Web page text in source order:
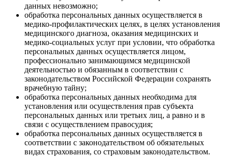
данных невозможно;
обработка персональных данных осуществляется в
медико-профилактических целях, в целях установления
медицинского диагноза, оказания медицинских и
медико-социальных услуг при условии, что обработка
персональных данных осуществляется лицом,
профессионально занимающимся медицинской
деятельностью и обязанным в соответствии с
законодательством Российской Федерации сохранять
врачебную тайну;
обработка персональных данных необходима для
установления или осуществления прав субъекта
персональных данных или третьих лиц, а равно и в
связи с осуществлением правосудия;
обработка персональных данных осуществляется в
соответствии с законодательством об обязательных
видах страхования, со страховым законодательством.